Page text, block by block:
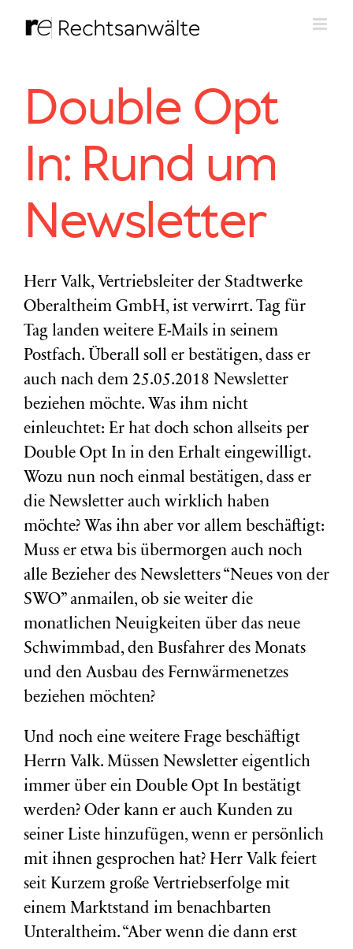
Inhalt
Double Opt
In: Rund um
Newsletter
Herr Valk, Vertriebsleiter der Stadtwerke
Oberaltheim GmbH, ist verwirrt. Tag für
Tag landen weitere E-Mails in seinem
Postfach. Überall soll er bestätigen, dass er
auch nach dem 25.05.2018 Newsletter
beziehen möchte. Was ihm nicht
einleuchtet: Er hat doch schon allseits per
Double Opt In in den Erhalt eingewilligt.
Wozu nun noch einmal bestätigen, dass er
die Newsletter auch wirklich haben
möchte? Was ihn aber vor allem beschäftigt:
Muss er etwa bis übermorgen auch noch
alle Bezieher des Newsletters “Neues von der
SWO” anmailen, ob sie weiter die
monatlichen Neuigkeiten über das neue
Schwimmbad, den Busfahrer des Monats
und den Ausbau des Fernwärmenetzes
beziehen möchten?
Und noch eine weitere Frage beschäftigt
Herrn Valk. Müssen Newsletter eigentlich
immer über ein Double Opt In bestätigt
werden? Oder kann er auch Kunden zu
seiner Liste hinzufügen, wenn er persönlich
mit ihnen gesprochen hat? Herr Valk feiert
seit Kurzem große Vertriebserfolge mit
einem Marktstand im benachbarten
Unteraltheim. “Aber wenn die dann erst